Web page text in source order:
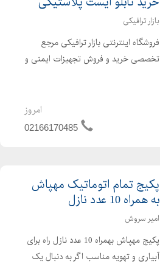
بازار ترافیکی
فروشگاه اینترنتی بازار ترافیکی مرجع
تخصصی خرید و فروش تجهیزات ایمنی و
انتخاب و خرید و فروش انواع تجهیزات
ترافیکی ، تجهیزات ترافیک...
امروز
02166170485
پکیج تمام اتوماتیک مهپاش
به همراه 10 عدد نازل
امیر سروش
پکیج مهپاش بهمراه 10 عدد نازل راه برای
آبیاری و تهویه مناسب اگر به دنبال یک